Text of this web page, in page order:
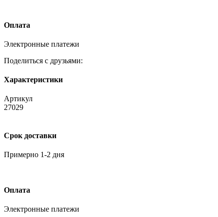
Оплата
Электронные платежи
Поделиться с друзьями:
Характеристики
Артикул
27029
Срок доставки
Примерно 1-2 дня
Оплата
Электронные платежи